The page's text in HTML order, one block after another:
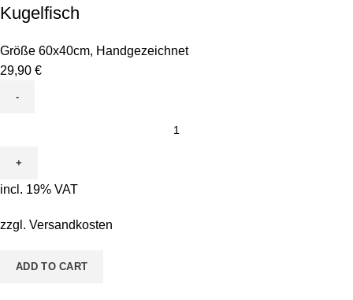
Kugelfisch
Größe 60x40cm, Handgezeichnet
29,90 €
Ausmalen
-
Conni
quantity
incl. 19% VAT
zzgl. Versandkosten
ADD TO CART